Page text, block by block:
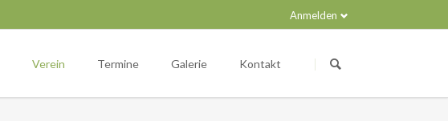
Anmelden
überspringen
Verein Termine Galerie Kontakt